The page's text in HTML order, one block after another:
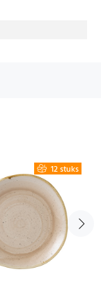
12 stuks